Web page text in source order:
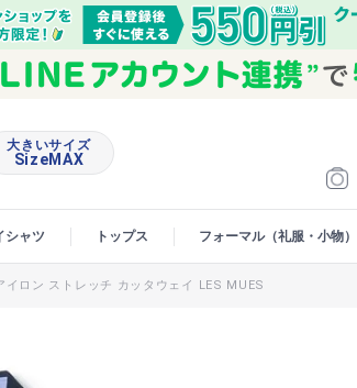
大きいサイズ
SizeMAX
シャツ トップス フォーマル（礼服・小物）
イロン ストレッチ カッタウェイ LES MUES